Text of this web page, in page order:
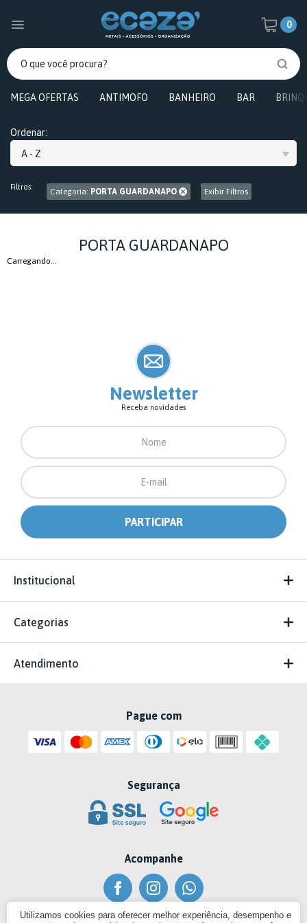
0
MEGA OFERTAS ANTIMOFO BANHEIRO BAR
Ordenar:
A - Z
Filtros: Categoria: PORTA GUARDANAPO Exibir Filtros
PORTA GUARDANAPO
Carregando...
Newsletter
Receba novidades
Institucional
Categorias
Atendimento
Pague com
Segurança
Acompanhe
Utilizamos cookies para oferecer melhor experiência, desempenho e